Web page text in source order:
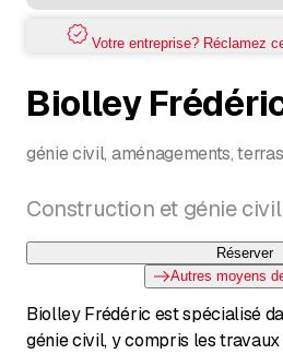
Votre entreprise? Réclamez
Biolley
génie civil, aménagements,
Construction et génie
Réserver
Autres moyens
Biolley Frédéric est spécialisé
génie civil, y compris les